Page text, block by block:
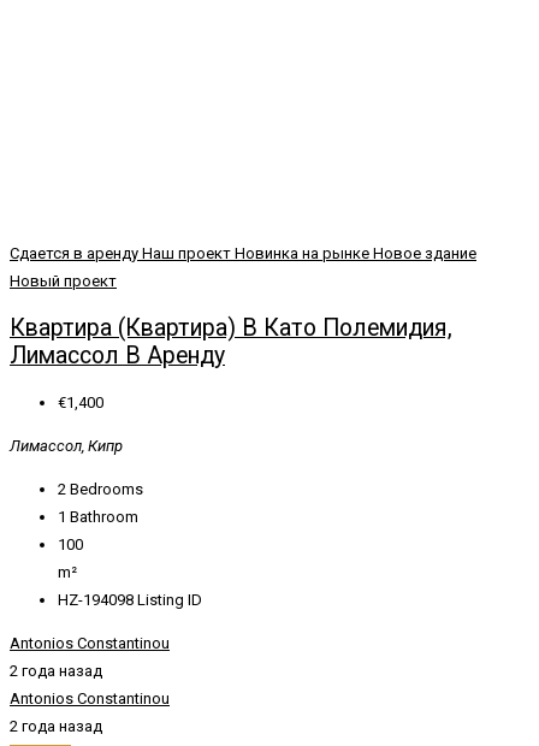
Сдается в аренду Наш проект Новинка на рынке Новое здание
Новый проект
Квартира (Квартира) В Като Полемидия,
Лимассол В Аренду
€1,400
Лимассол, Кипр
2 Bedrooms
1 Bathroom
100
m²
HZ-194098 Listing ID
Antonios Constantinou
2 года назад
Antonios Constantinou
2 года назад